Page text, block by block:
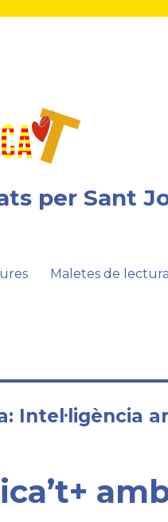
per Sant
Maletes de lectura
Intel·ligència